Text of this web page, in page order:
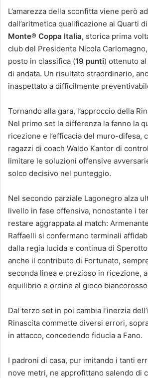
L’amarezza della sconfitta viene però
dall’aritmetica qualificazione ai Quarti
Monte® Coppa Italia, storica prima
club del Presidente Nicola
posto in classifica (19 punti) ottenuto
di andata. Un risultato straordinario,
inaspettato a difficilmente
Tornando alla gara, l’approccio della
Nel primo set la differenza la fanno la
ricezione e l’efficacia del muro-difesa,
ragazzi di coach Waldo Kantor di
limitare le soluzioni offensive
solco decisivo nel punteggio.
Nel secondo parziale Lagonegro alza
livello in fase offensiva, nonostante i
restare aggrappata al match:
Raffaelli si confermano terminali
dalla regia lucida e continua di
anche il contributo di Fortunato,
seconda linea e prezioso in ricezione,
equilibrio e ordine al gioco
Dal terzo set in poi cambia l’inerzia
Rinascita commette diversi errori,
in attacco, concedendo fiducia a Fano.
I padroni di casa, pur imitando i tanti
nove metri, ne approfittano salendo di